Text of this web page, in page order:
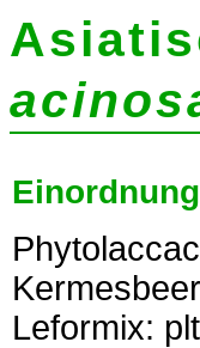
Leformix: